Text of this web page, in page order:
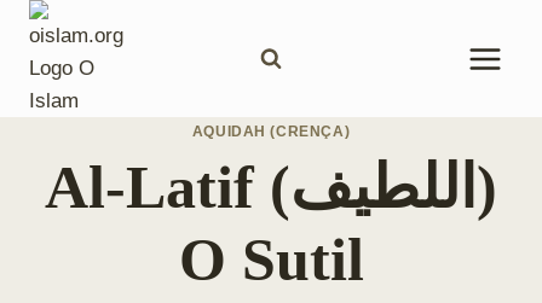
Pular
para
Conteúdo
AQUIDAH (CRENÇA)
Al-Latif (اللطيف)
O Sutil